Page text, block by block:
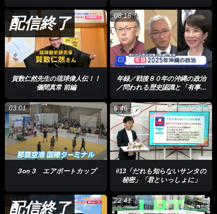
24:00
配信終了
賀数仁然先生の琉球偉人伝！！
儀間真常 前編
08:16
年録／戦後８０年の沖縄の政治
／問われる歴史認識と「有事」
03:01
３on３ エアポートカップ
6:46
#13「だれも知らないサンタの
秘密」「君といっしょに」
24:51
配信終了 22:41